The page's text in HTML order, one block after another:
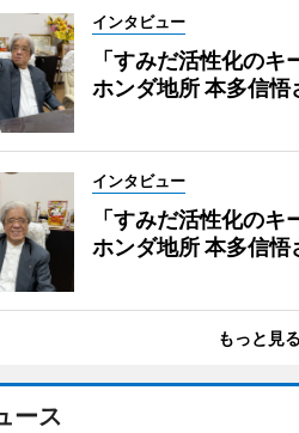
インタビュー
「すみだ活性化のキ
ホンダ地所 本多信悟
インタビュー
「すみだ活性化のキ
ホンダ地所 本多信悟
もっと見る
ース